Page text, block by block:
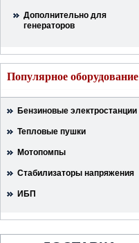
Дополнительно для
генераторов
Популярное оборудование
Бензиновые электростанции
Тепловые пушки
Мотопомпы
Стабилизаторы напряжения
ИБП